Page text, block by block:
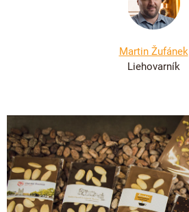
Martin Žufánek
Liehovarník